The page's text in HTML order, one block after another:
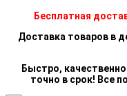
Бесплатная
Доставка товаров в
Быстро,
точно в срок! Все